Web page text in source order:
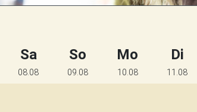
Sa
08.08
So
09.08
Mo
10.08
Di
11.08